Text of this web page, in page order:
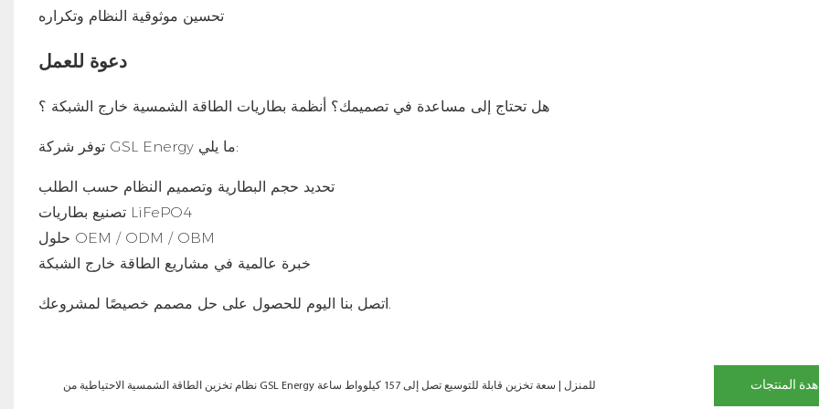
تحسين موثوقية النظام وتكراره
دعوة للعمل
هل تحتاج إلى مساعدة في تصميمك؟ أنظمة بطاريات الطاقة الشمسية خارج الشبكة ؟
توفر شركة GSL Energy ما يلي:
تحديد حجم البطارية وتصميم النظام حسب الطلب
تصنيع بطاريات LiFePO4
حلول OEM / ODM / OBM
خبرة عالمية في مشاريع الطاقة خارج الشبكة
نظام تخزين الطاقة الشمسية الاحتياطية من GSL Energy للمنزل | سعة تخزين قابلة للتوسيع تصل إلى 157 كيلوواط ساعة المنتجات